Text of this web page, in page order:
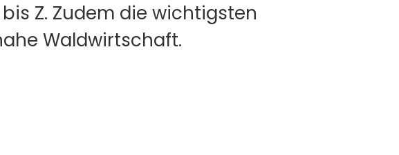
Z. Zudem die wichtigsten
Waldwirtschaft.